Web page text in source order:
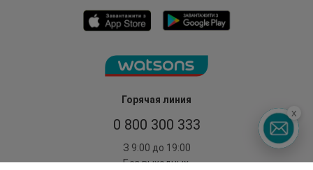
Горячая линия
0 800 300 333
З 9:00 до 19:00
Без выходных
x